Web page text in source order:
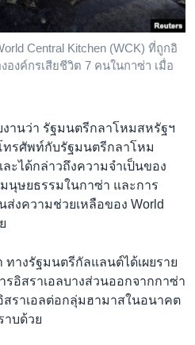
Central Kitchen (WCK) ที่ถูกอิ
องค์กรเสียชีวิต 7 คนในกาซ่า เมื่อ
านว่า รัฐมนตรีกลาโหมสหรัฐฯ
ทรศัพท์กับรัฐมนตรีกลาโหม
ะได้กล่าวถึงความจำเป็นของ
นุษยธรรมในกาซ่า และการ
งความช่วยเหลือของ World
างรัฐมนตรีกัลแลนต์ได้เผยราย
รอิสราเอลบางส่วนออกจากกาซ่า
ราเอลต่อกลุ่มฮามาสในอนาคต
บด้วย